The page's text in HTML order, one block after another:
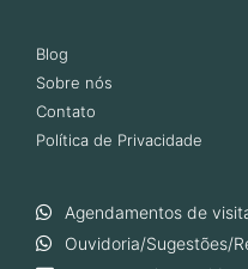
Blog
Sobre nós
Contato
Política de Privacidade
Agendamentos de
Ouvidoria/Sugestões/